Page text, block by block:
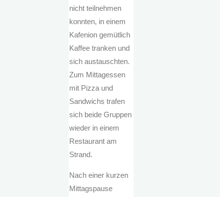
nicht teilnehmen
konnten, in einem
Kafenion gemütlich
Kaffee tranken und
sich austauschten.
Zum Mittagessen
mit Pizza und
Sandwichs trafen
sich beide Gruppen
wieder in einem
Restaurant am
Strand.
Nach einer kurzen
Mittagspause